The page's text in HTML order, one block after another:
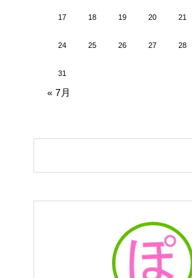
17 18 19 20 21
24 25 26 27 28
31
« 7月